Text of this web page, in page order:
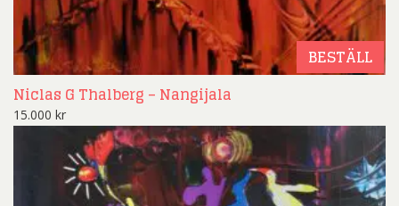
BESTÄLL
Niclas G Thalberg – Nangijala
15.000 kr